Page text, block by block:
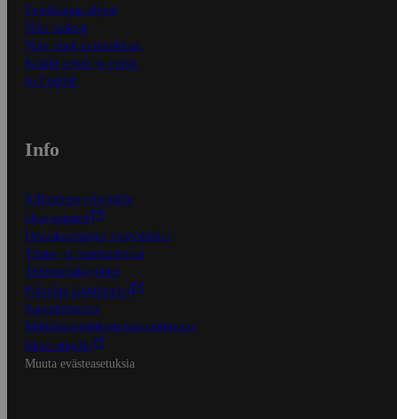
Ensitilaajan ohjeet
Näin maksat
Näin tilaat ja muokkaat
Kaikki ohjeet ja vinkit
In English
Info
S-Business yrityksille
Oiva-raportit
Osuuskauppojen yhteystiedot
Tilaus- ja toimitusehdot
Tietosuojakäytäntö
Palvelun käyttöehdot
Saavutettavuus
Mobiilisovelluksen saavutettavuus
Mainostajalle
Muuta evästeasetuksia